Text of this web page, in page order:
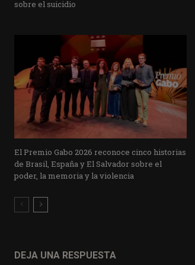
sobre el suicidio
El Premio Gabo 2026 reconoce cinco historias
de Brasil, España y El Salvador sobre el
poder, la memoria y la violencia
DEJA UNA RESPUESTA